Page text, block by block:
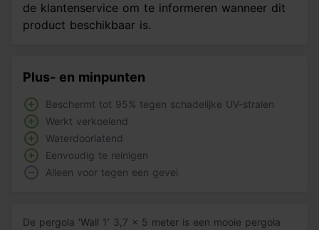
de klantenservice om te informeren wanneer dit
product beschikbaar is.
Plus- en minpunten
Beschermt tot 95% tegen schadelijke UV-stralen
Werkt verkoelend
Waterdoorlatend
Eenvoudig te reinigen
Alleen voor tegen een gevel
De pergola ‘Wall 1’ 3,7 x 5 meter is een mooie pergola